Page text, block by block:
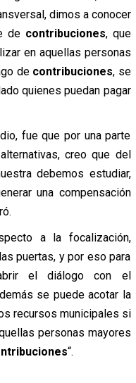
dimos a conocer
de contribuciones, que
en aquellas personas
de contribuciones, se
quienes puedan pagar
fue que por una parte
creo que del
debemos estudiar,
una compensación
a la focalización,
puertas, y por eso para
el diálogo con el
se puede acotar la
recursos municipales si
personas mayores
“.